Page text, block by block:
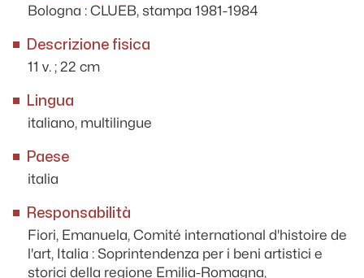
Bologna : CLUEB, stampa 1981-1984
Descrizione fisica
11 v. ; 22 cm
Lingua
italiano, multilingue
Paese
italia
Responsabilità
Fiori, Emanuela, Comité international d'histoire de
l'art, Italia : Soprintendenza per i beni artistici e
storici della regione Emilia-Romagna,